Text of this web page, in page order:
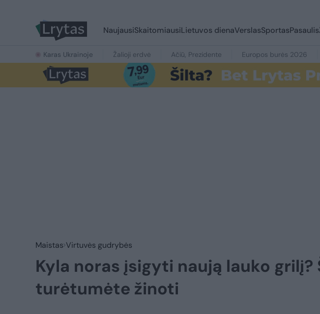
NaujausiSkaitomiausiLietuvos dienaVerslasSportasPasaulis
Karas Ukrainoje Žalioji erdvė Ačiū, Prezidente Europos burės 2026
Maistas Virtuvės gudrybės
Kyla noras įsigyti naują lauko grilį?
turėtumėte žinoti